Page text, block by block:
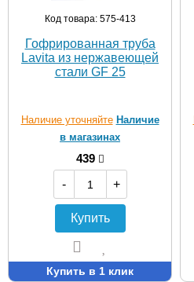
Код товара: 575-413
Гофрированная труба
Lavita из нержавеющей
стали GF 25
Наличие уточняйте Наличие
в магазинах
439
-
+
Купить
Купить в 1 клик